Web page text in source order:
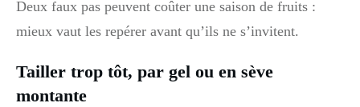
Deux faux pas peuvent coûter une saison de fruits :
mieux vaut les repérer avant qu’ils ne s’invitent.
Tailler trop tôt, par gel ou en sève
montante